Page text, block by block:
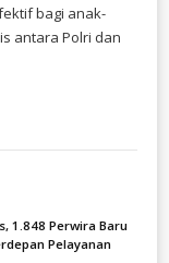
bagi anak-
antara Polri dan
1.848 Perwira Baru
Pelayanan